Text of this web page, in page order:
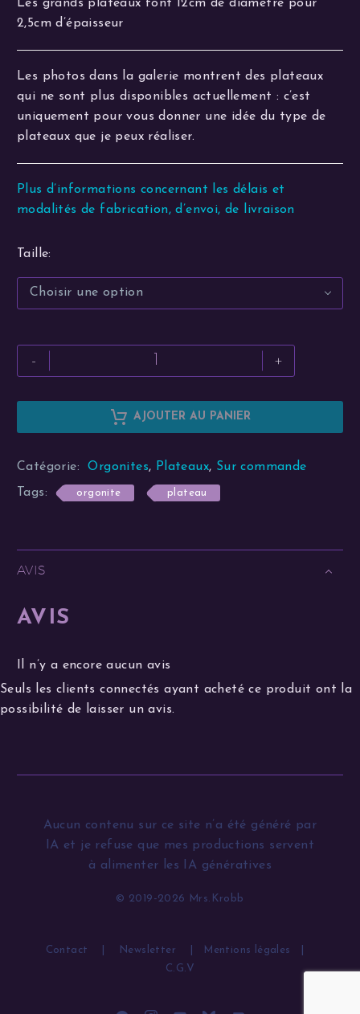
Les grands plateaux font 12cm de diamètre pour
2,5cm d’épaisseur
Les photos dans la galerie montrent des plateaux
qui ne sont plus disponibles actuellement : c’est
uniquement pour vous donner une idée du type de
plateaux que je peux réaliser.
Plus d’informations concernant les délais et
modalités de fabrication, d’envoi, de livraison
Taille
Choisir une option
-
quantité
de
personnalisé
+
AJOUTER AU PANIER
Catégorie:
Orgonites, Plateaux, Sur commande
Tags:
orgonite plateau
AVIS
AVIS
Il n’y a encore aucun avis
Seuls les clients connectés ayant acheté ce produit ont la
possibilité de laisser un avis.
Aucun contenu sur ce site n’a été généré par
IA et je refuse que mes productions servent
à alimenter les IA génératives
© 2019-2026 Mrs.Krobb
Contact Newsletter Mentions légales
C.G.V